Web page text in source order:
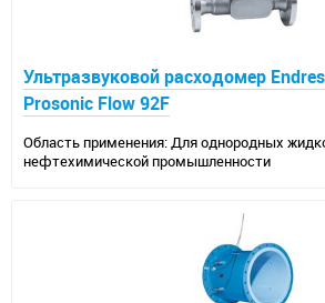
Ультразвуковой расходомер
Prosonic Flow 92F
Область применения: Для однородных
нефтехимической промышленности